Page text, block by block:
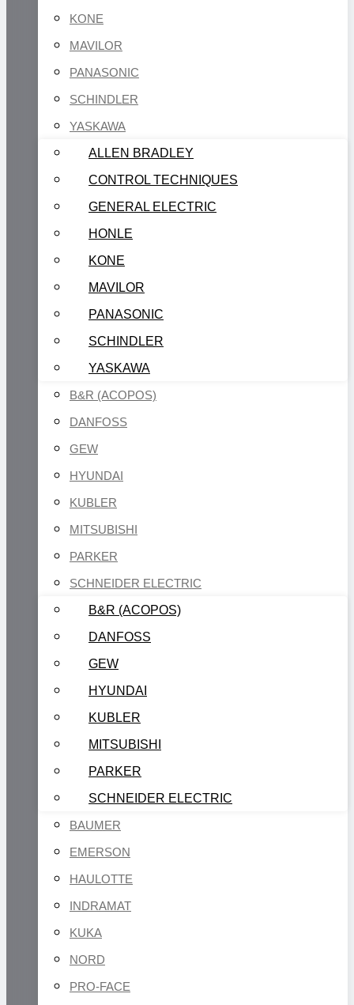
KONE
MAVILOR
PANASONIC
SCHINDLER
YASKAWA
ALLEN BRADLEY
CONTROL TECHNIQUES
GENERAL ELECTRIC
HONLE
KONE
MAVILOR
PANASONIC
SCHINDLER
YASKAWA
B&R (ACOPOS)
DANFOSS
GEW
HYUNDAI
KUBLER
MITSUBISHI
PARKER
SCHNEIDER ELECTRIC
B&R (ACOPOS)
DANFOSS
GEW
HYUNDAI
KUBLER
MITSUBISHI
PARKER
SCHNEIDER ELECTRIC
BAUMER
EMERSON
HAULOTTE
INDRAMAT
KUKA
NORD
PRO-FACE